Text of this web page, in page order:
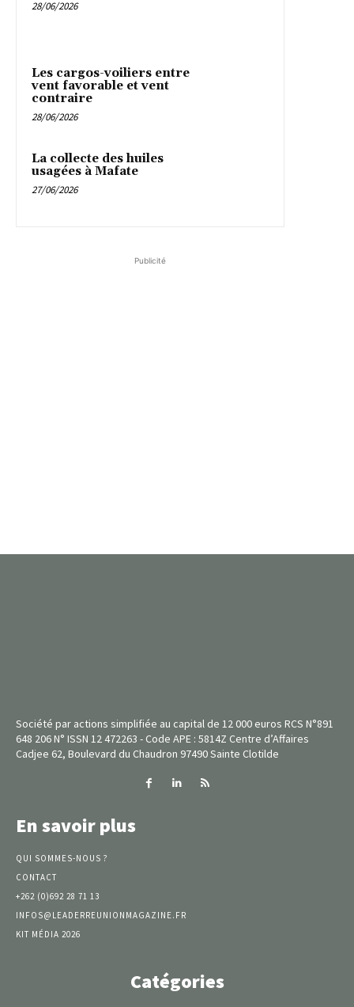
28/06/2026
Les cargos-voiliers entre
vent favorable et vent
contraire
28/06/2026
La collecte des huiles
usagées à Mafate
27/06/2026
Publicité
Société par actions simplifiée au capital de 12 000 euros RCS N°891
648 206 N° ISSN 12 472263 - Code APE : 5814Z Centre d’Affaires
Cadjee 62, Boulevard du Chaudron 97490 Sainte Clotilde
En savoir plus
QUI SOMMES-NOUS ?
CONTACT
+262 (0)692 28 71 13
INFOS@LEADERREUNIONMAGAZINE.FR
KIT MÉDIA 2026
Catégories